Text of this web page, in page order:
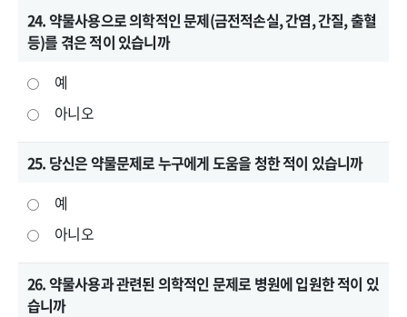
24. 약물사용으로 의학적인 문제(금전적손실, 간염, 간질, 출혈
등)를 겪은 적이 있습니까
예
아니오
25. 당신은 약물문제로 누구에게 도움을 청한 적이 있습니까
예
아니오
26. 약물사용과 관련된 의학적인 문제로 병원에 입원한 적이 있
습니까